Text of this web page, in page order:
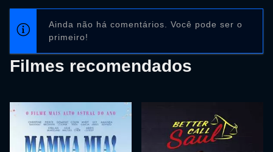
Ainda não há comentários. Você pode ser o
primeiro!
Filmes recomendados